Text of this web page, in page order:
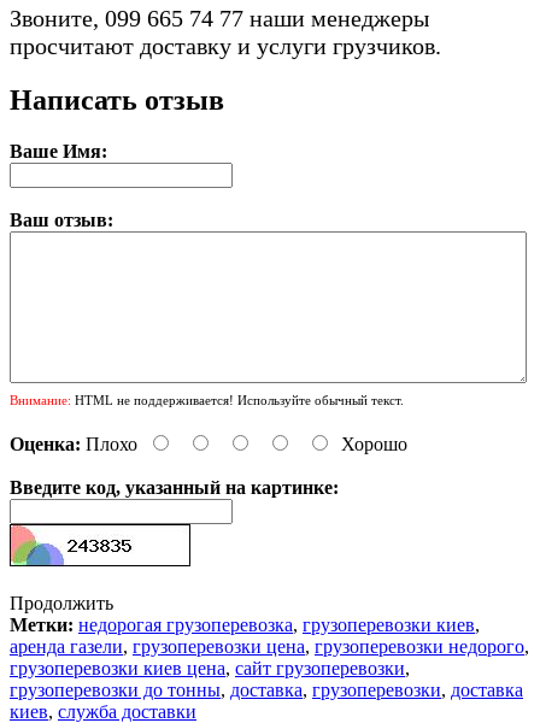
Звоните, 099 665 74 77 наши менеджеры
просчитают доставку и услуги грузчиков.
Написать отзыв
Ваше Имя:
Ваш отзыв:
Внимание: HTML не поддерживается! Используйте обычный текст.
Оценка: Плохо Хорошо
Введите код, указанный на картинке:
Продолжить
Метки: недорогая грузоперевозка, грузоперевозки киев,
аренда газели, грузоперевозки цена, грузоперевозки недорого,
грузоперевозки киев цена, сайт грузоперевозки,
грузоперевозки до тонны, доставка, грузоперевозки, доставка
киев, служба доставки